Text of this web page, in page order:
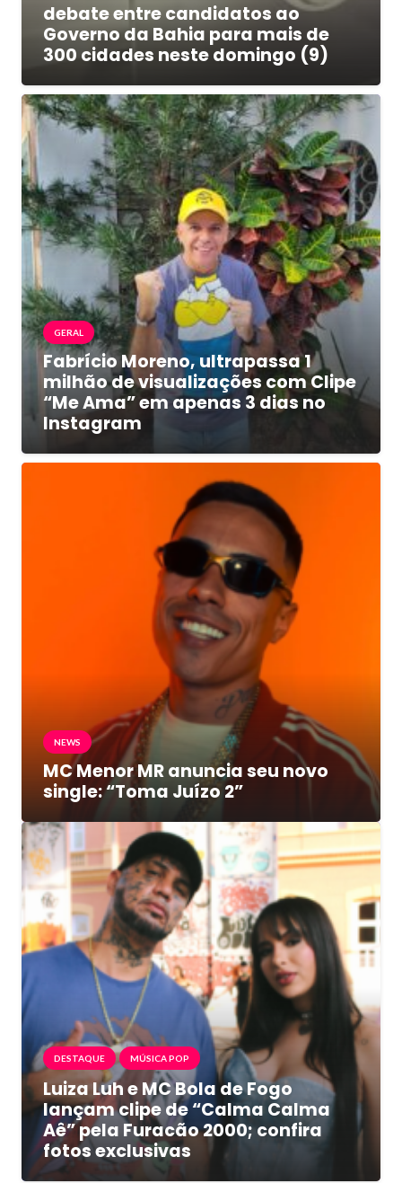
debate entre candidatos ao
Governo da Bahia para mais de
300 cidades neste domingo (9)
GERAL
Fabrício Moreno, ultrapassa 1
milhão de visualizações com Clipe
“Me Ama” em apenas 3 dias no
Instagram
NEWS
MC Menor MR anuncia seu novo
single: “Toma Juízo 2”
DESTAQUE MÚSICA POP
Luiza Luh e MC Bola de Fogo
lançam clipe de “Calma Calma
Aê” pela Furacão 2000; confira
fotos exclusivas